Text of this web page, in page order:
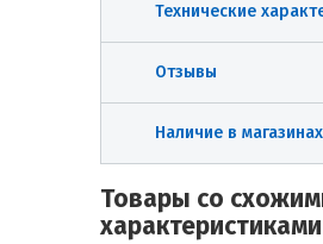
Технические
Отзывы
Наличие в магазинах
Товары со
характеристиками